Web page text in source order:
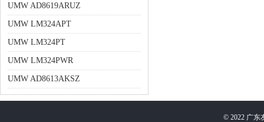
UMW AD8619ARUZ
UMW LM324APT
UMW LM324PT
UMW LM324PWR
UMW AD8613AKSZ
© 2022 广东